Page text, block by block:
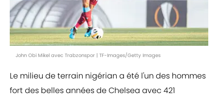
John Obi Mikel avec Trabzonspor | TF-Images/Getty Images
Le milieu de terrain nigérian a été l'un des hommes
fort des belles années de Chelsea avec 421